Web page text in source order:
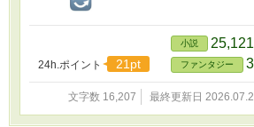
24h.ポイント 21pt
小説 25,121
ファンタジー
文字数 16,207 最終更新日